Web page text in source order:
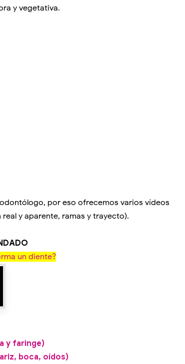
y vegetativa.
por eso ofrecemos varios vídeos
y aparente, ramas y trayecto).
un diente?
y faringe)
boca, oídos)